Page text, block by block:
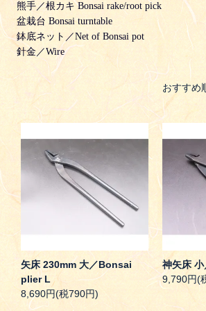
熊手／根カキ Bonsai rake/root pick
盆栽台 Bonsai turntable
鉢底ネット／Net of Bonsai pot
針金／Wire
おすすめ
矢床 230mm 大／Bonsai
plier L
8,690円(税790円)
神矢床
9,790円(